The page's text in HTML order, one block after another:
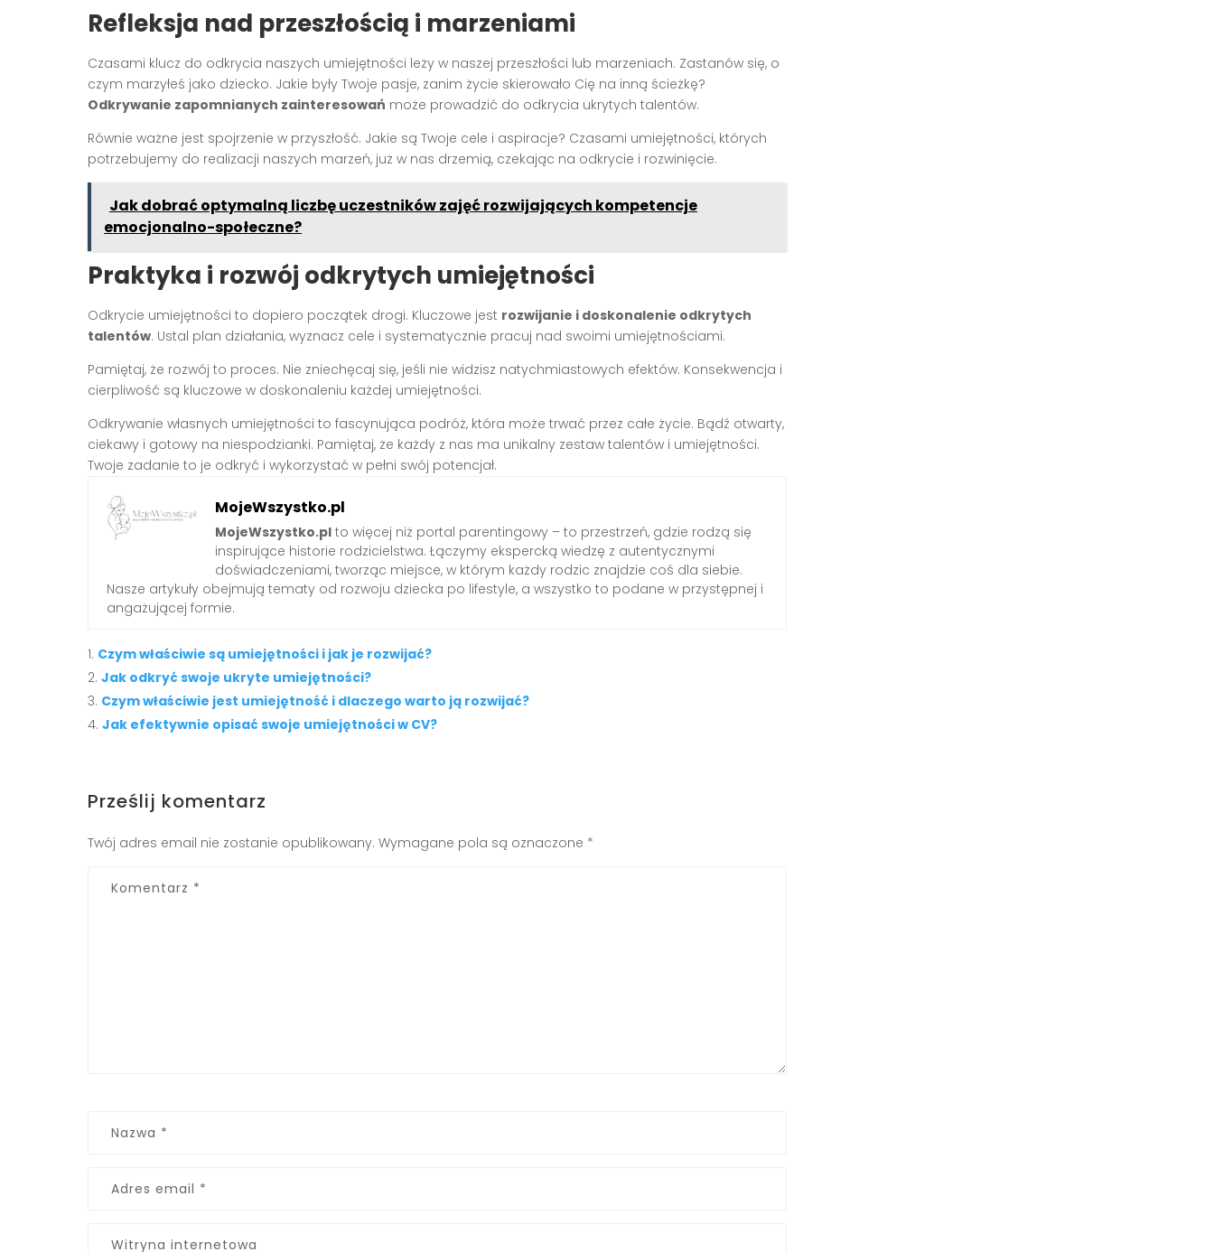
Refleksja nad przeszłością i marzeniami
Czasami klucz do odkrycia naszych umiejętności leży w naszej przeszłości lub marzeniach. Zastanów się, o
czym marzyłeś jako dziecko. Jakie były Twoje pasje, zanim życie skierowało Cię na inną ścieżkę?
Odkrywanie zapomnianych zainteresowań może prowadzić do odkrycia ukrytych talentów.
Równie ważne jest spojrzenie w przyszłość. Jakie są Twoje cele i aspiracje? Czasami umiejętności, których
potrzebujemy do realizacji naszych marzeń, już w nas drzemią, czekając na odkrycie i rozwinięcie.
Jak dobrać optymalną liczbę uczestników zajęć rozwijających kompetencje
emocjonalno-społeczne?
Praktyka i rozwój odkrytych umiejętności
Odkrycie umiejętności to dopiero początek drogi. Kluczowe jest rozwijanie i doskonalenie odkrytych
talentów. Ustal plan działania, wyznacz cele i systematycznie pracuj nad swoimi umiejętnościami.
Pamiętaj, że rozwój to proces. Nie zniechęcaj się, jeśli nie widzisz natychmiastowych efektów. Konsekwencja i
cierpliwość są kluczowe w doskonaleniu każdej umiejętności.
Odkrywanie własnych umiejętności to fascynująca podróż, która może trwać przez całe życie. Bądź otwarty,
ciekawy i gotowy na niespodzianki. Pamiętaj, że każdy z nas ma unikalny zestaw talentów i umiejętności.
Twoje zadanie to je odkryć i wykorzystać w pełni swój potencjał.
MojeWszystko.pl
MojeWszystko.pl to więcej niż portal parentingowy – to przestrzeń, gdzie rodzą się
inspirujące historie rodzicielstwa. Łączymy ekspercką wiedzę z autentycznymi
doświadczeniami, tworząc miejsce, w którym każdy rodzic znajdzie coś dla siebie.
Nasze artykuły obejmują tematy od rozwoju dziecka po lifestyle, a wszystko to podane w przystępnej i
angażującej formie.
Czym właściwie są umiejętności i jak je rozwijać?
Jak odkryć swoje ukryte umiejętności?
Czym właściwie jest umiejętność i dlaczego warto ją rozwijać?
Jak efektywnie opisać swoje umiejętności w CV?
Prześlij komentarz
Twój adres email nie zostanie opublikowany. Wymagane pola są oznaczone *